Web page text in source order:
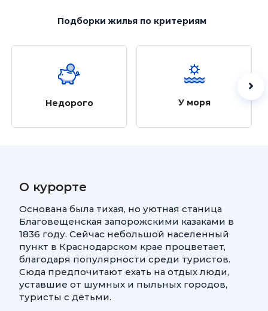
Подборки жильяпо критериям
Недорого У моря
О курорте
Основана была тихая, но уютная станица
Благовещенская запорожскими казаками в
1836 году. Сейчас небольшой населенный
пункт в Краснодарском крае процветает,
благодаря популярности среди туристов.
Сюда предпочитают ехать на отдых люди,
уставшие от шумных и пыльных городов,
туристы с детьми.